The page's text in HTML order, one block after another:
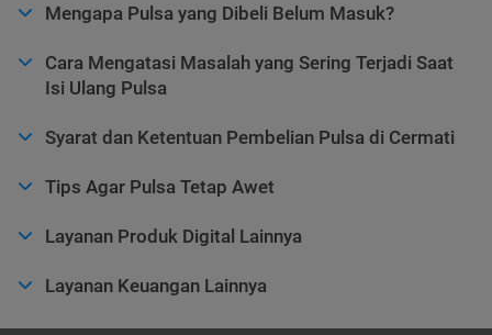
Mengapa Pulsa yang Dibeli Belum Masuk?
Cara Mengatasi Masalah yang Sering Terjadi Saat
Isi Ulang Pulsa
Syarat dan Ketentuan Pembelian Pulsa di Cermati
Tips Agar Pulsa Tetap Awet
Layanan Produk Digital Lainnya
Layanan Keuangan Lainnya